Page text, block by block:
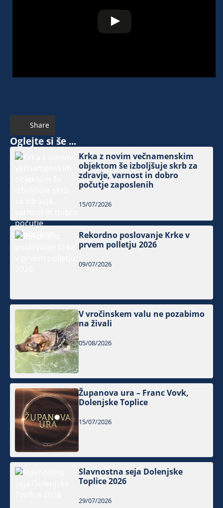
Share
Oglejte si še ...
Krka z novim večnamenskim
objektom še izboljšuje skrb za
zdravje, varnost in dobro
počutje zaposlenih
15/07/2026
Rekordno poslovanje Krke v
prvem polletju 2026
09/07/2026
V vročinskem valu ne pozabimo
na živali
05/08/2026
Županova ura – Franc Vovk,
Dolenjske Toplice
15/07/2026
Slavnostna seja Dolenjske
Toplice 2026
29/07/2026